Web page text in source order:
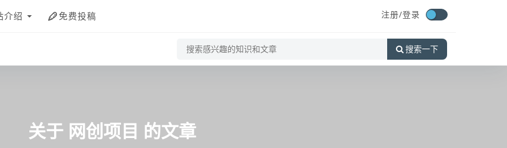
介绍 免费投稿 注册/登录
搜索一下
关于 网创项目 的文章